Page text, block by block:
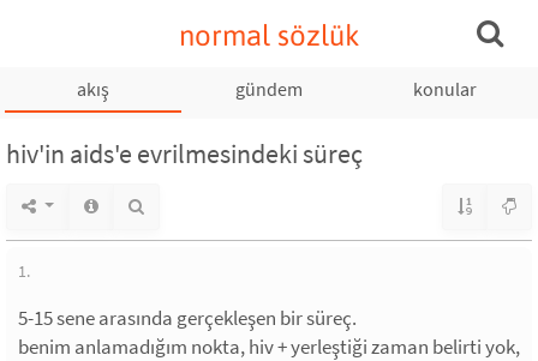
normal sözlük
akış gündem konular
hiv'in aids'e evrilmesindeki süreç
1.
5-15 sene arasında gerçekleşen bir süreç.
benim anlamadığım nokta, hiv + yerleştiği zaman belirti yok,